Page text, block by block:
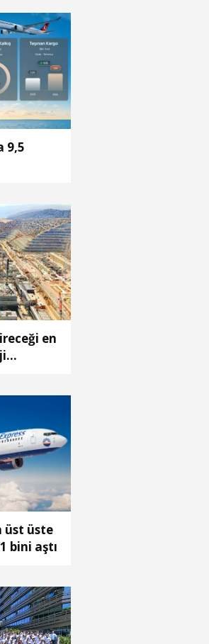
9,5
en
üst üste
bini aştı